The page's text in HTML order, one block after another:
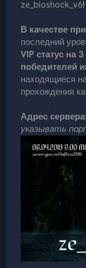
ze_bioshock_v6!
В качестве
последний
VIP статус на
победителей
находящиеся
прохождения
Адрес сервера:
указывать